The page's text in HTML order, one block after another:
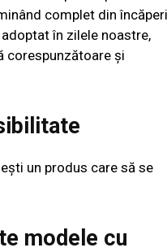
complet din încăperi
în zilele noastre,
corespunzătoare și
un produs care să se
modele cu